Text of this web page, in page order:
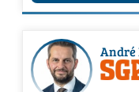
André